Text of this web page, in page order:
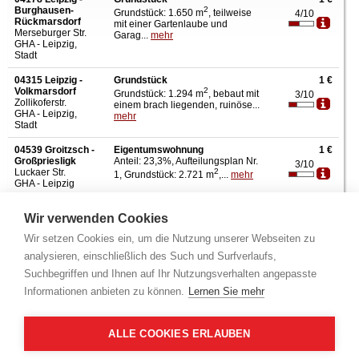
Wir verwenden Cookies
Wir setzen Cookies ein, um die Nutzung unserer Webseiten zu
analysieren, einschließlich des Such und Surfverlaufs,
Suchbegriffen und Ihnen auf Ihr Nutzungsverhalten angepasste
Informationen anbieten zu können. Lernen Sie mehr
ALLE COOKIES ERLAUBEN
Burghausen-
Rückmarsdorf
Merseburger Str.
GHA - Leipzig,
Stadt
Grundstück: 1.650 m2, teilweise
mit einer Gartenlaube und
Garag... mehr
4/10
04315 Leipzig -
Volkmarsdorf
Zollikoferstr.
GHA - Leipzig,
Stadt
Grundstück
Grundstück: 1.294 m2, bebaut mit
einem brach liegenden, ruinöse...
mehr
1 €
3/10
04539 Groitzsch -
Großpriesligk
Luckaer Str.
GHA - Leipzig
Eigentumswohnung
Anteil: 23,3%, Aufteilungsplan Nr.
1, Grundstück: 2.721 m2,... mehr
1 €
3/10
Belgern
Grundstück: 10.056 m
Flurbereinigungsverfahren ist
anhängig, ... mehr
04158 Leipzig -
Wiederitzsch
Robinienweg
Stadt
Garage
Anteil: 0,32%, Aufteilungsplan Nr.
123, Grundstück: 7.549 m2mehr
6.400 €
- Liptitz
Baugrundstück
Grundstück: 440 m2, das alte
2/10